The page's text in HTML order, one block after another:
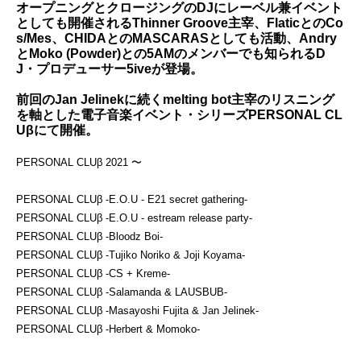
オープニングとクロージングのDJにレーベル兼イベント
としても開催されるThinner Groove主宰、FlaticとのCo
s/Mes、CHIDAとのMASCARASとしても活動、Andry
とMoko (Powder)との5AMのメンバーでも知られるD
J・プロデューサー5iveが登場。
前回のJan Jelinekに続くmelting bot主宰のリスニング
を軸とした電子音楽イベント・シリーズPERSONAL CL
Uβにて開催。
PERSONAL CLUβ 2021 〜
PERSONAL CLUβ -E.O.U - E21 secret gathering-
PERSONAL CLUβ -E.O.U - estream release party-
PERSONAL CLUβ -Bloodz Boi-
PERSONAL CLUβ -Tujiko Noriko & Joji Koyama-
PERSONAL CLUβ -CS + Kreme-
PERSONAL CLUβ -Salamanda & LAUSBUB-
PERSONAL CLUβ -Masayoshi Fujita & Jan Jelinek-
PERSONAL CLUβ -Herbert & Momoko-